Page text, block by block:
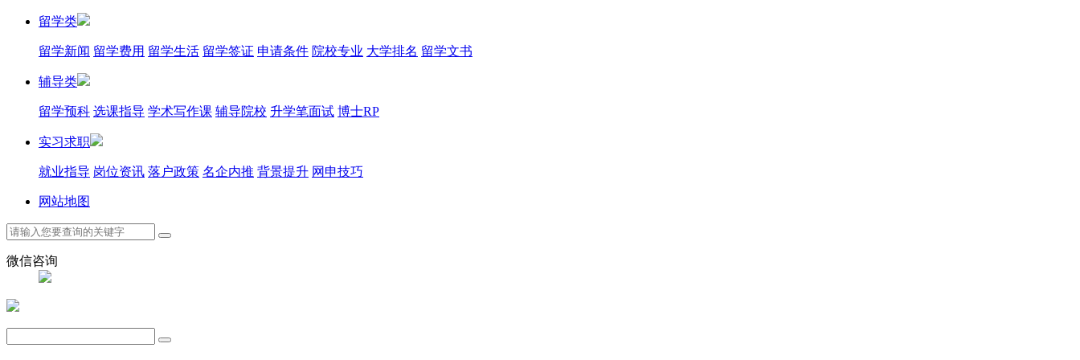
留学类
留学新闻 留学费用 留学生活 留学签证 申请条件 院校专业 大学排名 留学文书
辅导类
留学预科 选课指导 学术写作课 辅导院校 升学笔面试 博士RP
实习求职
就业指导 岗位资讯 落户政策 名企内推 背景提升 网申技巧
网站地图
微信咨询